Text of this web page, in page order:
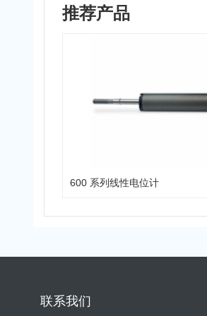
推荐产品
600 系列线性电位计
联系我们